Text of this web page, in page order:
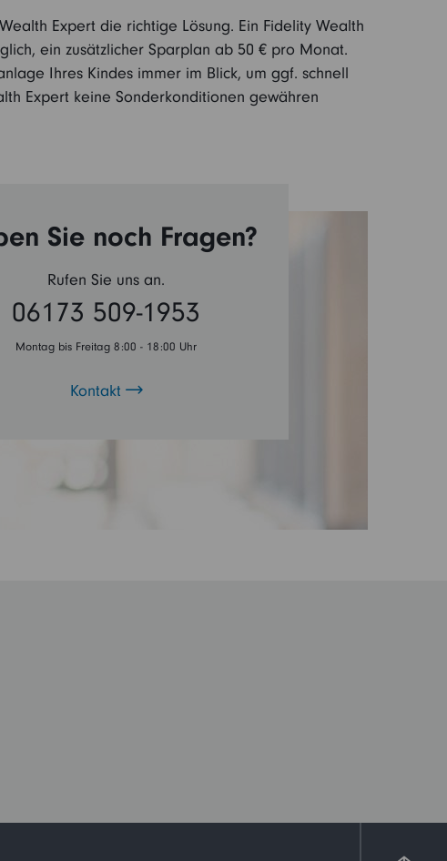
Expert die richtige Lösung. Ein Fidelity Wealth
ein zusätzlicher Sparplan ab 50 € pro Monat.
Ihres Kindes immer im Blick, um ggf. schnell
Expert keine Sonderkonditionen gewähren
Sie noch Fragen?
Rufen Sie uns an.
06173 509-1953
Montag bis Freitag 8:00 - 18:00 Uhr
Kontakt